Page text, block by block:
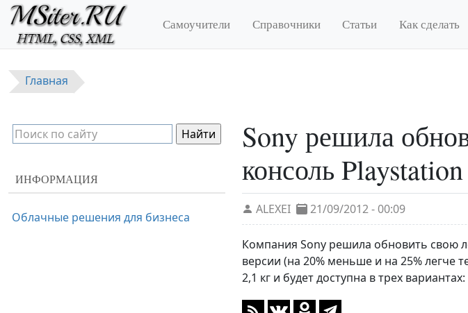
Перейти к основному содержанию
Самоучители Справочники Статьи Как сделать
Главная
Sony решила
консоль
ALEXEI 21/09/2012 - 00:09
Компания Sony решила обновить свою
версии (на 20% меньше и на 25% легче
2,1 кг и будет доступна в трех
ИНФОРМАЦИЯ
Облачные решения для бизнеса